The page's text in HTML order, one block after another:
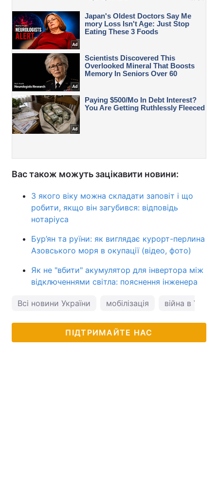
Вас також можуть зацікавити новини:
З якого віку можна складати заповіт і що
робити, якщо він загубився: відповідь
нотаріуса
Бур’ян та руїни: як виглядає курорт-перлина
Азовського моря в окупації (відео, фото)
Як не "вбити" акумулятор для інвертора між
відключеннями світла: пояснення інженера
Всі новини України мобілізація війна в
ПІДТРИМАЙТЕ НАС